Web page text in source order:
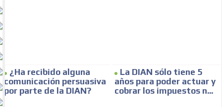
¿Ha recibido alguna
comunicación persuasiva
por parte de la DIAN?
La DIAN sólo tiene 5
años para poder actuar y
cobrar los impuestos n...